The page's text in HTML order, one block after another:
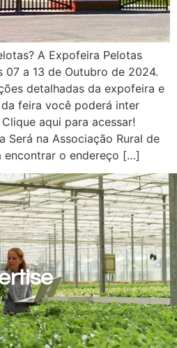
A Expofeira Pelotas
a 13 de Outubro de 2024.
detalhadas da expofeira e
feira você poderá inter
aqui para acessar!
Será na Associação Rural de
encontrar o endereço […]